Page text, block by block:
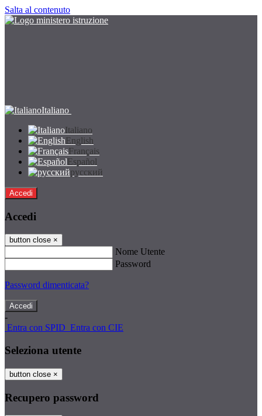
Salta al contenuto
Italiano
Italiano
English
Français
Español
русский
Accedi
Accedi
button close ×
Nome Utente
Password
Password dimenticata?
-
Entra con SPID Entra con CIE
Seleziona utente
button close ×
Recupero password